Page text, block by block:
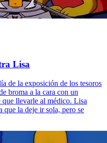
Lisa
de la exposición de los tesoros
broma a la cara con un
llevarle al médico. Lisa
que la deje ir sola, pero se